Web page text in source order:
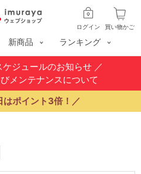
買い物かご
ログイン
新商品 ランキング
ジュールのお知らせ／
メンテナンスについて
はポイント3倍！／